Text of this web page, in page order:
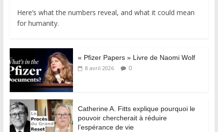
Here’s what the numbers reveal, and what it could mean
for humanity.
« Pfizer Papers » Livre de Naomi Wolf
8 avril 2026 0
Catherine A. Fitts explique pourquoi le
pouvoir chercherait à réduire
l’espérance de vie